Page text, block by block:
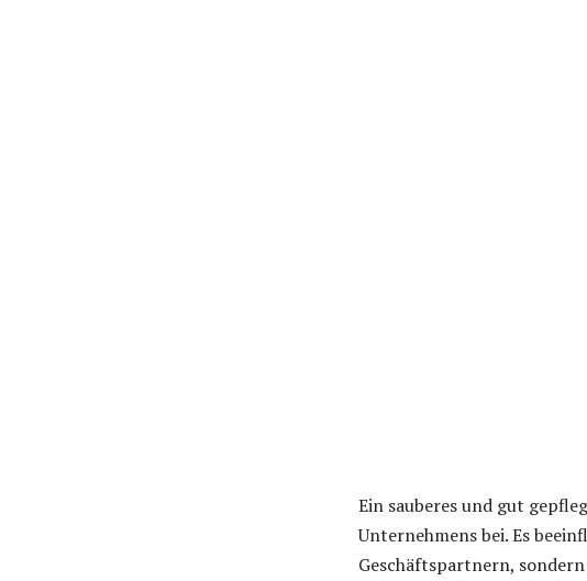
Ein sauberes und gut
Unternehmens bei. Es
Geschäftspartnern,